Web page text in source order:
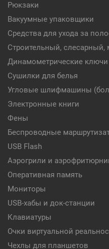
Рюкзаки
Вакуумные упаковщики
Средства для ухода за
Строительный,
Динамометрические ключи
Сушилки для белья
Угловые шлифмашины
Электронные книги
Фены
Беспроводные
USB Flash
Аэрогрили и
Оперативная память
Мониторы
USB-хабы и док-станции
Клавиатуры
Очки виртуальной
Чехлы для планшетов